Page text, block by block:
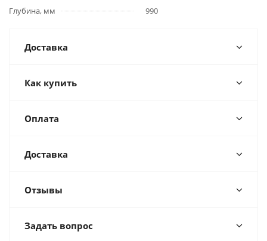
Глубина, мм
990
Доставка
Как купить
Оплата
Доставка
Отзывы
Задать вопрос